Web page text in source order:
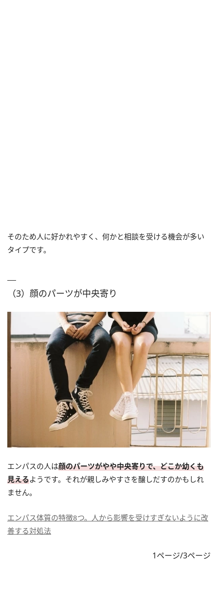
そのため人に好かれやすく、何かと相談を受ける機会が多い
タイプです。
（3）顔のパーツが中央寄り
エンパスの人は顔のパーツがやや中央寄りで、どこか幼くも
見えるようです。それが親しみやすさを醸しだすのかもしれ
ません。
エンパス体質の特徴8つ。人から影響を受けすぎないように改
善する対処法
1ページ/3ページ